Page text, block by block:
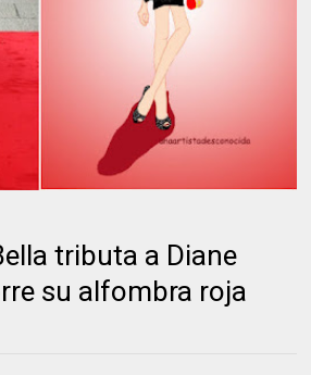
tributa a Diane
su alfombra roja